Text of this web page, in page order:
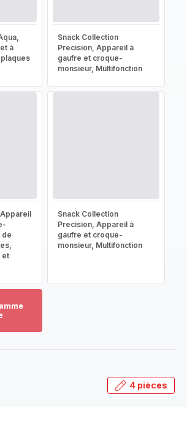
à
Snack Collection
Precision, Appareil à
gaufre et croque-
monsieur, Multifonction
de
et
Snack Collection
Precision, Appareil à
gaufre et croque-
monsieur, Multifonction
4 pièces